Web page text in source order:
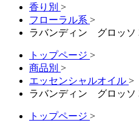
香り別 >
フローラル系 >
ラバンディン グロッソ
トップページ >
商品別 >
エッセンシャルオイル >
ラバンディン グロッソ
トップページ >